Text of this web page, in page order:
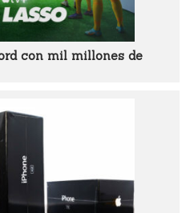
con mil millones de